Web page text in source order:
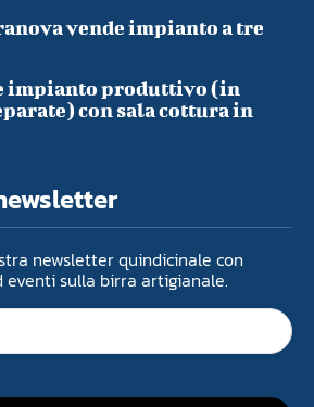
vende impianto a tre
impianto produttivo (in
con sala cottura in
newsletter quindicinale con
sulla birra artigianale.